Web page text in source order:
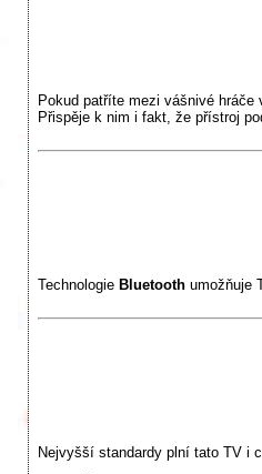
Pokud patříte mezi vášnivé
Přispěje k nim i fakt, že přístroj
Technologie Bluetooth umožňuje
Nejvyšší standardy plní tato TV i